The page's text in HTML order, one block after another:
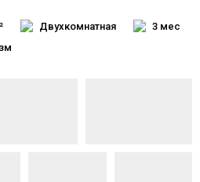
Двухкомнатная
3 мес